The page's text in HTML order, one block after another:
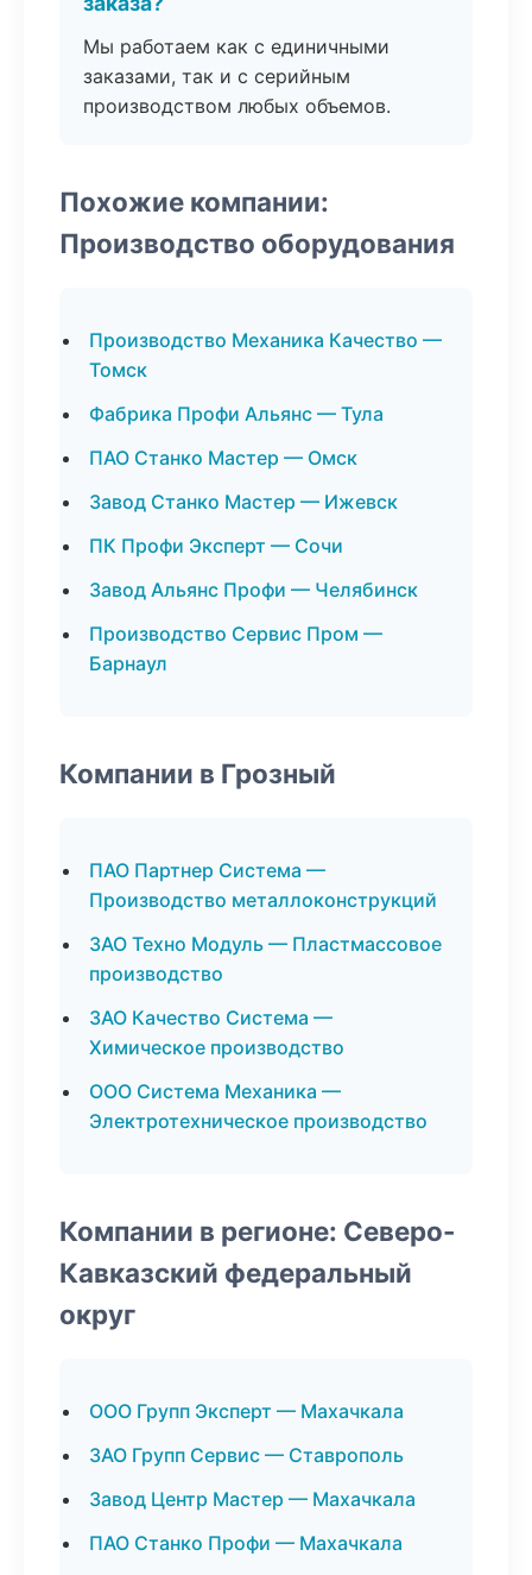
Мы работаем как с единичными
заказами, так и с серийным
производством любых объемов.
Похожие компании:
Производство оборудования
Производство Механика Качество —
Томск
Фабрика Профи Альянс — Тула
ПАО Станко Мастер — Омск
Завод Станко Мастер — Ижевск
ПК Профи Эксперт — Сочи
Завод Альянс Профи — Челябинск
Производство Сервис Пром —
Барнаул
Компании в Грозный
ПАО Партнер Система —
Производство металлоконструкций
ЗАО Техно Модуль — Пластмассовое
производство
ЗАО Качество Система —
Химическое производство
ООО Система Механика —
Электротехническое производство
Компании в регионе: Северо-
Кавказский федеральный
округ
ООО Групп Эксперт — Махачкала
ЗАО Групп Сервис — Ставрополь
Завод Центр Мастер — Махачкала
ПАО Станко Профи — Махачкала